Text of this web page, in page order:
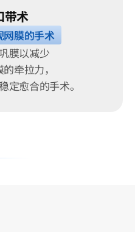
带术
网膜的手术
膜以减少
牵拉力，
定愈合的手术。